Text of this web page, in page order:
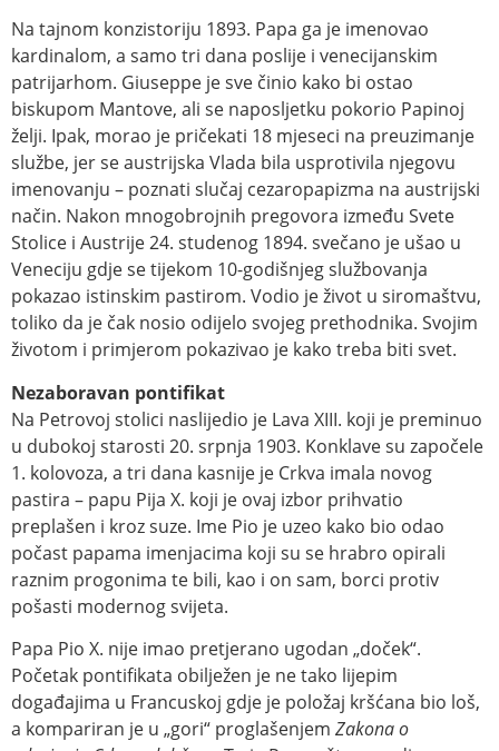
Na tajnom konzistoriju 1893. Papa ga je imenovao
kardinalom, a samo tri dana poslije i venecijanskim
patrijarhom. Giuseppe je sve činio kako bi ostao
biskupom Mantove, ali se naposljetku pokorio Papinoj
želji. Ipak, morao je pričekati 18 mjeseci na preuzimanje
službe, jer se austrijska Vlada bila usprotivila njegovu
imenovanju – poznati slučaj cezaropapizma na austrijski
način. Nakon mnogobrojnih pregovora između Svete
Stolice i Austrije 24. studenog 1894. svečano je ušao u
Veneciju gdje se tijekom 10-godišnjeg službovanja
pokazao istinskim pastirom. Vodio je život u siromaštvu,
toliko da je čak nosio odijelo svojeg prethodnika. Svojim
životom i primjerom pokazivao je kako treba biti svet.
Nezaboravan pontifikat
Na Petrovoj stolici naslijedio je Lava XIII. koji je preminuo
u dubokoj starosti 20. srpnja 1903. Konklave su započele
1. kolovoza, a tri dana kasnije je Crkva imala novog
pastira – papu Pija X. koji je ovaj izbor prihvatio
preplašen i kroz suze. Ime Pio je uzeo kako bio odao
počast papama imenjacima koji su se hrabro opirali
raznim progonima te bili, kao i on sam, borci protiv
pošasti modernog svijeta.
Papa Pio X. nije imao pretjerano ugodan „doček“.
Početak pontifikata obilježen je ne tako lijepim
događajima u Francuskoj gdje je položaj kršćana bio loš,
a kompariran je u „gori“ proglašenjem Zakona o